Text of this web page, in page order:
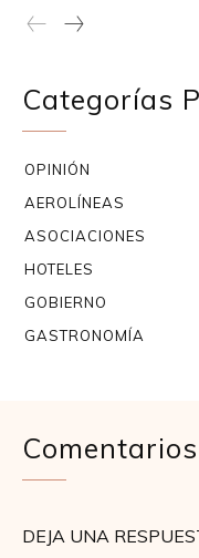
Categorías
OPINIÓN
AEROLÍNEAS
ASOCIACIONES
HOTELES
GOBIERNO
GASTRONOMÍA
Comentarios
DEJA UNA